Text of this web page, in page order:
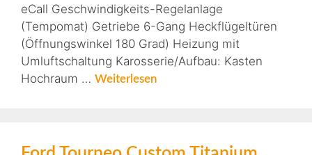
eCall Geschwindigkeits-Regelanlage
(Tempomat) Getriebe 6-Gang Heckflügeltüren
(Öffnungswinkel 180 Grad) Heizung mit
Umluftschaltung Karosserie/Aufbau: Kasten
Hochraum … Weiterlesen